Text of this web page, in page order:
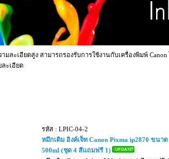
มละเอียดสูง สามารถรองรับการใช้งานกับเครื่องพิมพ์
ะเอียด
รหัส : LPIC-04-2
หมึกเติม อิงค์เจ็ท Canon Pixma ip2870 ขนาด
500ml (ชุด 4 สีแถมฟรี 1)